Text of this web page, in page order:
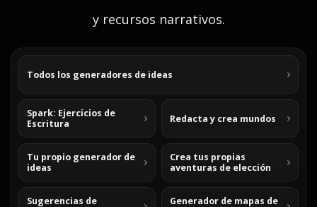
y recursos narrativos.
Todos los generadores de ideas
Spark: Ejercicios de
Escritura
Redacta y crea mundos
Tu propio generador de
ideas
Crea tus propias
aventuras de elección
Sugerencias de
Generador de mapas de